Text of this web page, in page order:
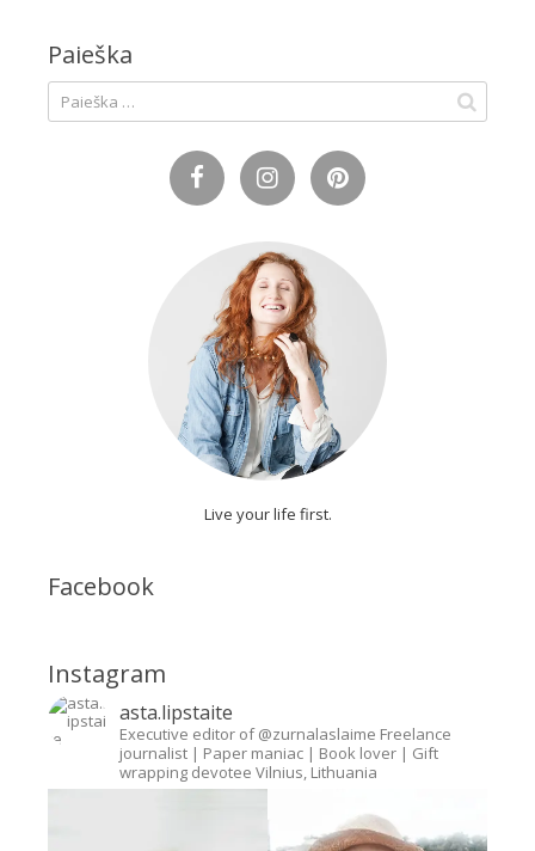
Paieška
Ieškoti:
Live your life first.
Facebook
Instagram
asta.lipstaite
Executive editor of @zurnalaslaime Freelance
journalist | Paper maniac | Book lover | Gift
wrapping devotee Vilnius, Lithuania